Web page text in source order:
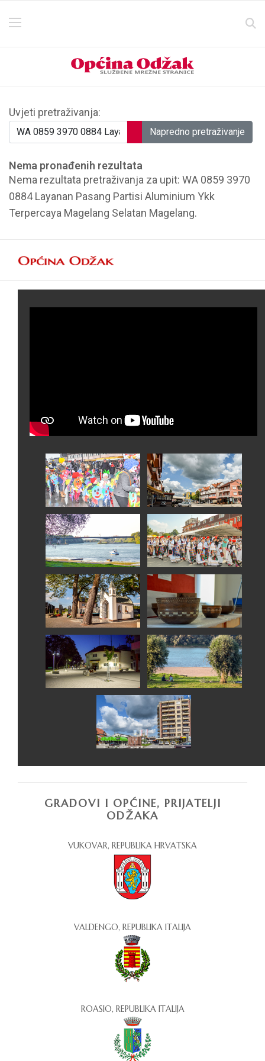
Obrazac za pretraživanje
Uvjeti pretraživanja:
Napredno pretraživanje
Nema pronađenih rezultata
Nema rezultata pretraživanja za upit: WA 0859 3970
0884 Layanan Pasang Partisi Aluminium Ykk
Terpercaya Magelang Selatan Magelang.
GRADOVI I OPĆINE, PRIJATELJI
ODŽAKA
VUKOVAR, REPUBLIKA HRVATSKA
VALDENGO, REPUBLIKA ITALIJA
ROASIO, REPUBLIKA ITALIJA